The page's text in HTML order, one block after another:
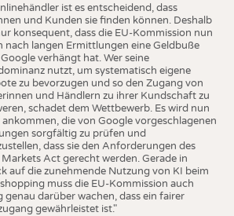
ist es entscheidend, dass
und Kunden sie finden können. Deshalb
konsequent, dass die EU-Kommission nun
nach langen Ermittlungen eine Geldbuße
verhängt hat. Wer seine
nutzt, um systematisch eigene
zu bevorzugen und so den Zugang von
und Händlern zu ihrer Kundschaft zu
schadet dem Wettbewerb. Es wird nun
die von Google vorgeschlagenen
sorgfältig zu prüfen und
dass sie den Anforderungen des
Act gerecht werden. Gerade in
auf die zunehmende Nutzung von KI beim
muss die EU-Kommission auch
genau darüber wachen, dass ein fairer
gewährleistet ist."